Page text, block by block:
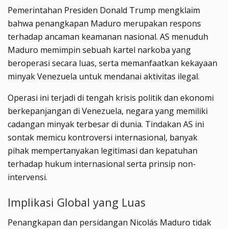
Pemerintahan Presiden Donald Trump mengklaim
bahwa penangkapan Maduro merupakan respons
terhadap ancaman keamanan nasional. AS menuduh
Maduro memimpin sebuah kartel narkoba yang
beroperasi secara luas, serta memanfaatkan kekayaan
minyak Venezuela untuk mendanai aktivitas ilegal.
Operasi ini terjadi di tengah krisis politik dan ekonomi
berkepanjangan di Venezuela, negara yang memiliki
cadangan minyak terbesar di dunia. Tindakan AS ini
sontak memicu kontroversi internasional, banyak
pihak mempertanyakan legitimasi dan kepatuhan
terhadap hukum internasional serta prinsip non-
intervensi.
Implikasi Global yang Luas
Penangkapan dan persidangan Nicolás Maduro tidak